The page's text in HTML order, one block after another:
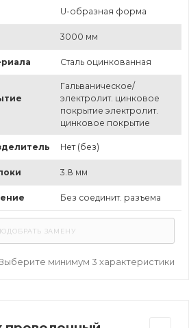
U-образная форма
3000 мм
Сталь оцинкованная
Гальваническое/
электролит. цинковое
покрытие электролит.
цинковое покрытие
Нет (без)
3.8 мм
Без соединит. разъема
минимум 3 характеристики